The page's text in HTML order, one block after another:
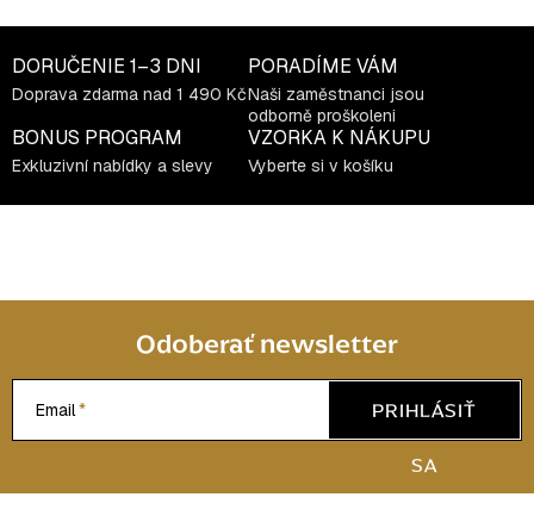
v
y
v
ý
p
DORUČENIE 1–3 DNI
Doprava zdarma nad 1 490 Kč
PORADÍME VÁM
Naši zaměstnanci jsou
odborně proškoleni
BONUS PROGRAM
Exkluzivní nabídky a slevy
VZORKA K NÁKUPU
Vyberte si v košíku
Odoberať newsletter
Email
PRIHLÁSIŤ
SA